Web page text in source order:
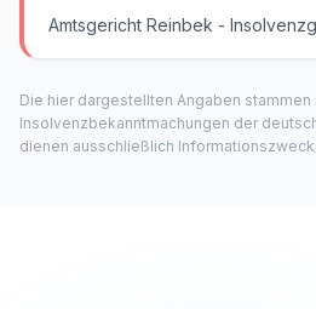
Amtsgericht Reinbek -
Die hier dargestellten Angaben stammen
Insolvenzbekanntmachungen der
dienen ausschließlich